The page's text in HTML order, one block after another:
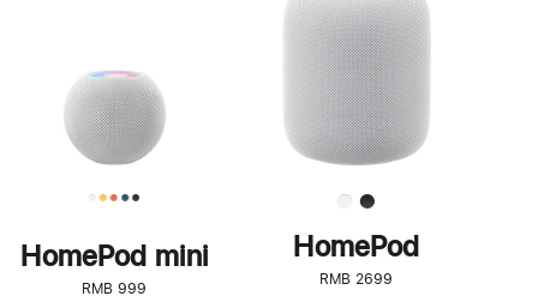
HomePod mini
RMB 999
了
解
HomePod<
HomePod
RMB 2699